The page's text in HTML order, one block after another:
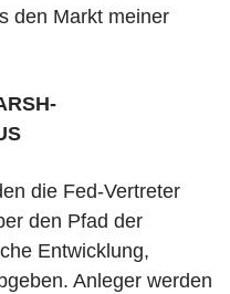
den Markt meiner
die Fed-Vertreter
den Pfad der
Entwicklung,
Anleger werden